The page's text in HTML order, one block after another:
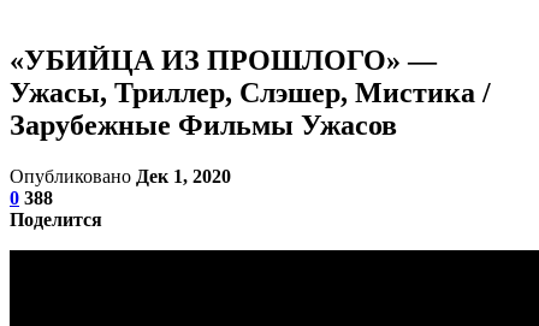
«УБИЙЦА ИЗ ПРОШЛОГО» —
Ужасы, Триллер, Слэшер, Мистика /
Зарубежные Фильмы Ужасов
Опубликовано Дек 1, 2020
0 388
Поделится